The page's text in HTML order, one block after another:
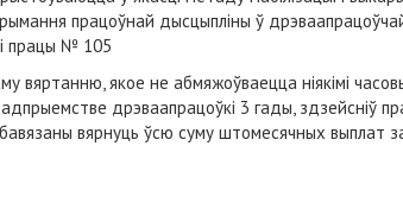
працоўнай дысцыпліны ў
працы № 105
якое не абмяжоўваецца ніякімі
дрэваапрацоўкі 3 гады, здзейсніў
вярнуць ўсю суму штомесячных выплат